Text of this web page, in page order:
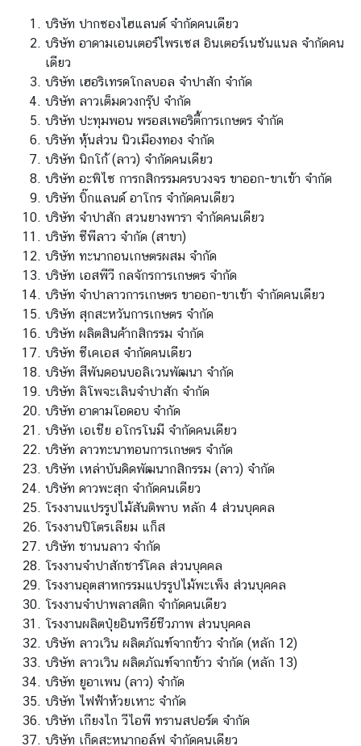
ย์
บ
ก
ข้
อ
มู
ล
ด้
น
กิ
จ
ข่
า
ว
แ
ล
ะ
กิ
จ
ก
ร
ร
ม
บ
ริ
ก
า
ร
บริษัท ปากซองไฮแลนด์ จำกัดคนเดียว
บริษัท อาดามเอนเตอร์ไพรเซส อินเตอร์เนชันแนล จำกัดคน
เดียว
บริษัท เฮอริเทรดโกลบอล จำปาสัก จำกัด
บริษัท ลาวเต็มดวงกรุ๊ป จำกัด
บริษัท ปะทุมพอน พรอสเพอริตี้การเกษตร จำกัด
บริษัท หุ้นส่วน นิวเมืองทอง จำกัด
บริษัท นิกโก้ (ลาว) จำกัดคนเดียว
บริษัท อะพิไซ การกสิกรรมครบวงจร ขาออก-ขาเข้า จำกัด
บริษัท บิ๊กแลนด์ อาโกร จำกัดคนเดียว
บริษัท จำปาสัก สวนยางพารา จำกัดคนเดียว
บริษัท ซีพีลาว จำกัด (สาขา)
บริษัท ทะนากอนเกษตรผสม จำกัด
บริษัท เอสพีวี กลจักรการเกษตร จำกัด
บริษัท จำปาลาวการเกษตร ขาออก-ขาเข้า จำกัดคนเดียว
บริษัท สุกสะหวันการเกษตร จำกัด
บริษัท ผลิตสินค้ากสิกรรม จำกัด
บริษัท ซีเคเอส จำกัดคนเดียว
บริษัท สีพันดอนบอลิเวนพัฒนา จำกัด
บริษัท ลิโพจะเลินจำปาสัก จำกัด
บริษัท อาดามโอดอบ จำกัด
บริษัท เอเชีย อโกรโนมี จำกัดคนเดียว
บริษัท ลาวทะนาทอนการเกษตร จำกัด
บริษัท เหล่าบันดิดพัฒนากสิกรรม (ลาว) จำกัด
บริษัท ดาวพะสุก จำกัดคนเดียว
โรงงานแปรรูปไม้สันติพาบ หลัก 4 ส่วนบุคคล
โรงงานปิโตรเลียม แก็ส
บริษัท ชานนลาว จำกัด
โรงงานจำปาสักชาร์โคล ส่วนบุคคล
โรงงานอุตสาหกรรมแปรรูปไม้พะเพ็ง ส่วนบุคคล
โรงงานจำปาพลาสติก จำกัดคนเดียว
โรงงานผลิตปุ๋ยอินทรีย์ชีวภาพ ส่วนบุคคล
บริษัท ลาวเวิน ผลิตภัณฑ์จากข้าว จำกัด (หลัก 12)
บริษัท ลาวเวิน ผลิตภัณฑ์จากข้าว จำกัด (หลัก 13)
บริษัท ยูอาเพน (ลาว) จำกัด
บริษัท ไฟฟ้าห้วยเหาะ จำกัด
บริษัท เกียงไก วีไอพี ทรานสปอร์ต จำกัด
บริษัท เก็ดสะหนากอล์ฟ จำกัดคนเดียว